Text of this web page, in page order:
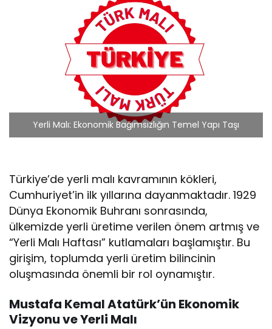
Yerli Malı: Ekonomik Bağımsızlığın Temel Yapı Taşı
Türkiye’de yerli malı kavramının kökleri,
Cumhuriyet’in ilk yıllarına dayanmaktadır. 1929
Dünya Ekonomik Buhranı sonrasında,
ülkemizde yerli üretime verilen önem artmış ve
“Yerli Malı Haftası” kutlamaları başlamıştır. Bu
girişim, toplumda yerli üretim bilincinin
oluşmasında önemli bir rol oynamıştır.
Mustafa Kemal Atatürk’ün Ekonomik
Vizyonu ve Yerli Malı